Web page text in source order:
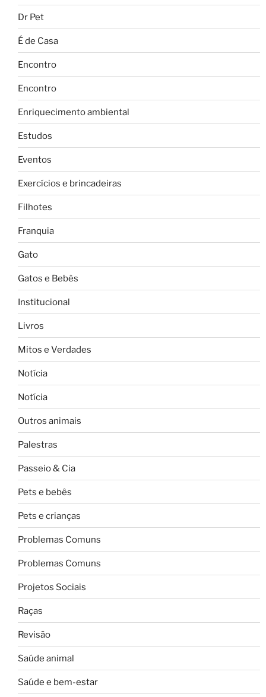
Dr Pet
É de Casa
Encontro
Encontro
Enriquecimento ambiental
Estudos
Eventos
Exercícios e brincadeiras
Filhotes
Franquia
Gato
Gatos e Bebês
Institucional
Livros
Mitos e Verdades
Notícia
Notícia
Outros animais
Palestras
Passeio & Cia
Pets e bebês
Pets e crianças
Problemas Comuns
Problemas Comuns
Projetos Sociais
Raças
Revisão
Saúde animal
Saúde e bem-estar